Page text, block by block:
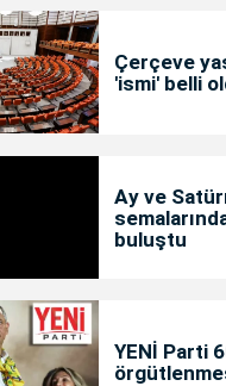
Çerçeve
'ismi' belli
Ay ve
buluştu
YENİ Parti